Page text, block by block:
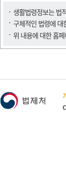
생활법령정보는 법
구체적인 법령에
위 내용에 대한 홈